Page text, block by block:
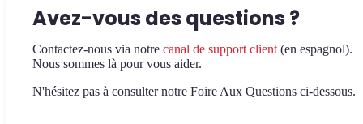
Avez-vous des questions ?
Contactez-nous via notre canal de support client (en espagnol).
Nous sommes là pour vous aider.
N'hésitez pas à consulter notre Foire Aux Questions ci-dessous.